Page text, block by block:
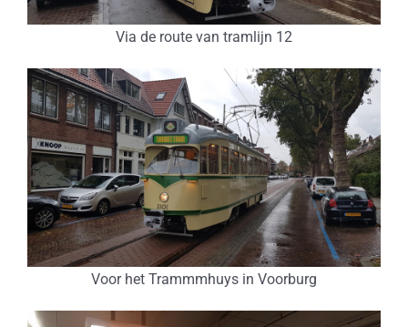
Via de route van tramlijn 12
Voor het Trammmhuys in Voorburg